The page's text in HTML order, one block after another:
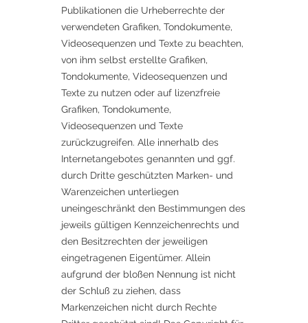
Publikationen die Urheberrechte der
verwendeten Grafiken, Tondokumente,
Videosequenzen und Texte zu beachten,
von ihm selbst erstellte Grafiken,
Tondokumente, Videosequenzen und
Texte zu nutzen oder auf lizenzfreie
Grafiken, Tondokumente,
Videosequenzen und Texte
zurückzugreifen. Alle innerhalb des
Internetangebotes genannten und ggf.
durch Dritte geschützten Marken- und
Warenzeichen unterliegen
uneingeschränkt den Bestimmungen des
jeweils gültigen Kennzeichenrechts und
den Besitzrechten der jeweiligen
eingetragenen Eigentümer. Allein
aufgrund der bloßen Nennung ist nicht
der Schluß zu ziehen, dass
Markenzeichen nicht durch Rechte